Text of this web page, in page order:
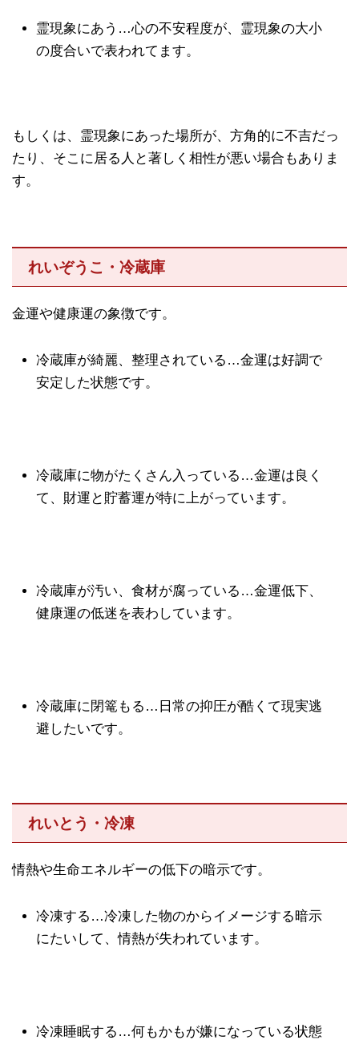
霊現象にあう…心の不安程度が、霊現象の大小
の度合いで表われてます。
もしくは、霊現象にあった場所が、方角的に不吉だっ
たり、そこに居る人と著しく相性が悪い場合もありま
す。
れいぞうこ・冷蔵庫
金運や健康運の象徴です。
冷蔵庫が綺麗、整理されている…金運は好調で
安定した状態です。
冷蔵庫に物がたくさん入っている…金運は良く
て、財運と貯蓄運が特に上がっています。
冷蔵庫が汚い、食材が腐っている…金運低下、
健康運の低迷を表わしています。
冷蔵庫に閉篭もる…日常の抑圧が酷くて現実逃
避したいです。
れいとう・冷凍
情熱や生命エネルギーの低下の暗示です。
冷凍する…冷凍した物のからイメージする暗示
にたいして、情熱が失われています。
冷凍睡眠する…何もかもが嫌になっている状態